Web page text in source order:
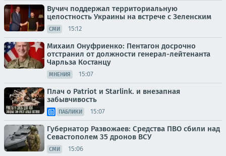
Вучич поддержал территориальную
целостность Украины на встрече с Зеленским
СМИ 15:12
Михаил Онуфриенко: Пентагон досрочно
отстранил от должности генерал-лейтенанта
Чарльза Костанцу
МНЕНИЯ 15:07
Плач о Patriot и Starlink. и внезапная
забывчивость
ПАБЛИКИ 15:07
Губернатор Развожаев: Средства ПВО сбили над
Севастополем 35 дронов ВСУ
СМИ 15:06